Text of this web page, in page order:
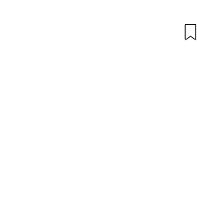
式，處理起來比較零散。因此不